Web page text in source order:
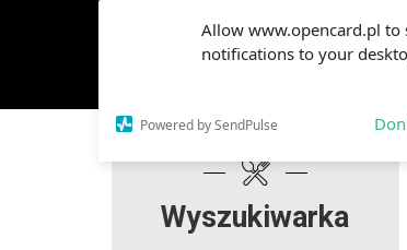
Allow www.opencard.pl to
notifications to your
Powered by SendPulse
Wyszukiwarka